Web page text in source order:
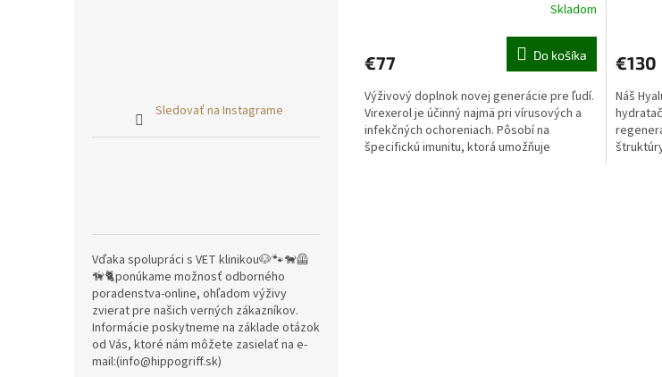
Sledovať na Instagrame
Vďaka spolupráci s VET klinikou🐶🐾🐕‍🦺
🦮🐈ponúkame možnosť odborného
poradenstva-online, ohľadom výživy
zvierat pre našich verných zákazníkov.
Informácie poskytneme na základe otázok
od Vás, ktoré nám môžete zasielať na e-
mail:(info@hippogriff.sk)
R
M
O
je
z
5
hviezdičiek.
Skladom
€77 Do košíka
Výživový doplnok novej generácie pre ľudí.
Virexerol je účinný najmä pri vírusových a
infekčných ochoreniach. Pôsobí na
špecifickú imunitu, ktorá umožňuje
€130
Náš